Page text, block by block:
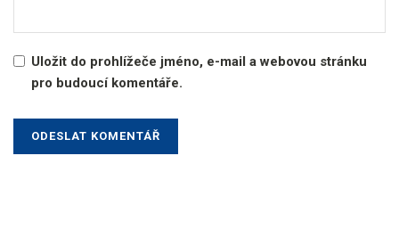
Uložit do prohlížeče jméno, e-mail a webovou stránku
pro budoucí komentáře.